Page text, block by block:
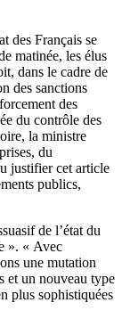
des Français se
matinée, les élus
dans le cadre de
des sanctions
des
du contrôle des
la ministre
du
justifier cet article
publics,
de l’état du
». « Avec
une mutation
et un nouveau type
plus sophistiquées